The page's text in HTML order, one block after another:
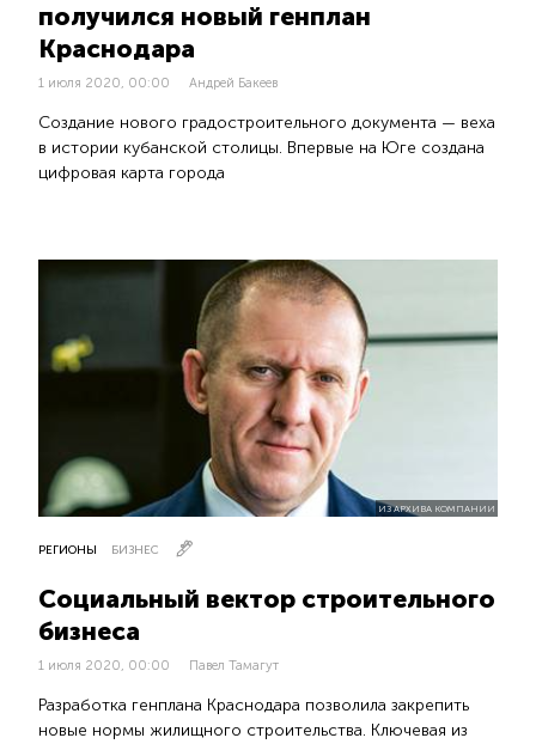
получился новый генплан
Краснодара
1 июля 2020, 00:00 Андрей Бакеев
Создание нового градостроительного документа — веха
в истории кубанской столицы. Впервые на Юге создана
цифровая карта города
ИЗ АРХИВА КОМПАНИИ
РЕГИОНЫ БИЗНЕС
Социальный вектор строительного
бизнеса
1 июля 2020, 00:00 Павел Тамагут
Разработка генплана Краснодара позволила закрепить
новые нормы жилищного строительства. Ключевая из